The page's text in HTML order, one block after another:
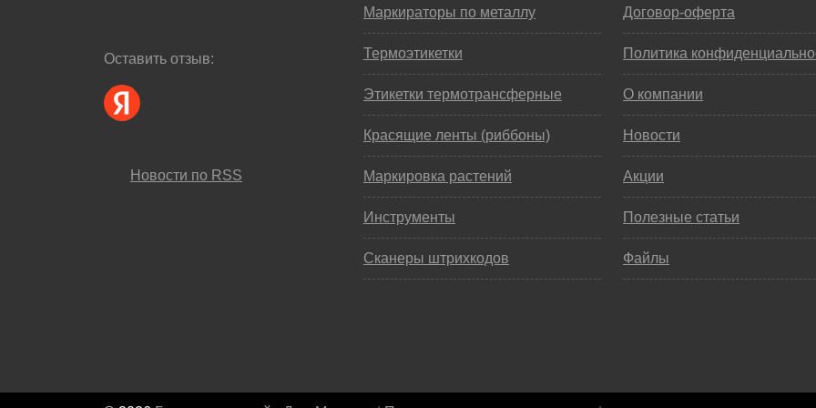
Оставить отзыв:
Новости по RSS
Маркираторы по металлу
Термоэтикетки
Этикетки термотрансферные
Красящие ленты (риббоны)
Маркировка растений
Инструменты
Сканеры штрихкодов
Договор-оферта
Политика
О компании
Новости
Акции
Полезные статьи
Файлы